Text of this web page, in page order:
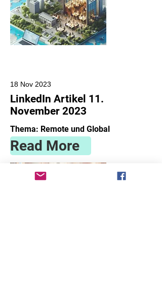
18 Nov 2023
LinkedIn Artikel 11.
November 2023
Thema: Remote und Global
Read More